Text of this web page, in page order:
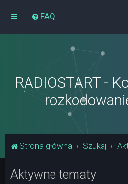
FAQ
RADIOSTART -
Strona główna Szukaj
Aktywne tematy